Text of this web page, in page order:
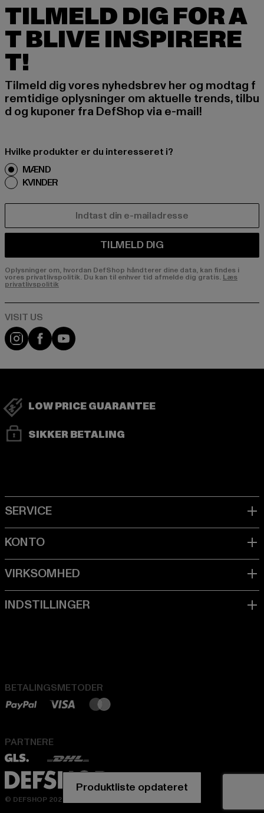
TILMELD DIG FOR A
T BLIVE INSPIRERE
T!
Tilmeld dig vores nyhedsbrev her og modtag f
remtidige oplysninger om aktuelle trends, tilbu
d og kuponer fra DefShop via e-mail!
Hvilke produkter er du interesseret i?
MÆND
KVINDER
TILMELD DIG
Oplysninger om, hvordan DefShop håndterer dine data, kan findes i
vores privatlivspolitik. Du kan til enhver tid afmelde dig gratis. Læs
privatlivspolitik
Visit our Instagram page:
Visit our Facebook page:
Visit our YouTube channel:
LOW PRICE GUARANTEE
SIKKER BETALING
BETALINGSMETODER
PARTNERE
© DEFSHOP 2026. Alle rettigheder forbeholdes